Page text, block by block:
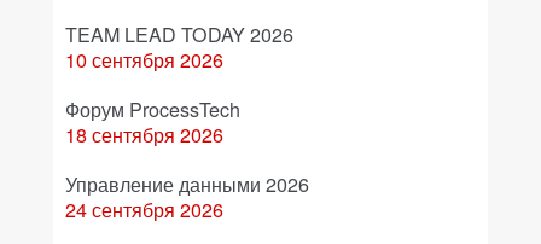
TEAM LEAD TODAY 2026
10 сентября 2026
Форум ProcessTech
18 сентября 2026
Управление данными 2026
24 сентября 2026